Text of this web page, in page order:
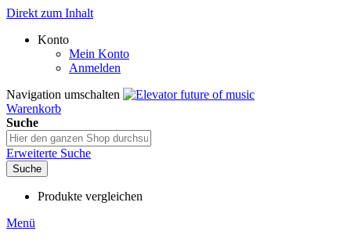
Direkt zum Inhalt
Konto
Mein Konto
Anmelden
Navigation umschalten
Warenkorb
Suche
Erweiterte Suche
Suche
Produkte vergleichen
Menü